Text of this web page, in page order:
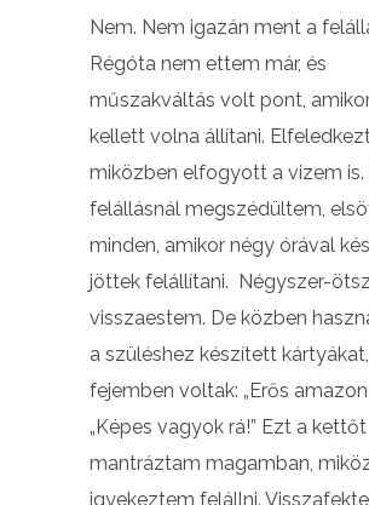
Nem. Nem igazán ment a
Régóta nem ettem már, és
műszakváltás volt pont,
kellett volna állítani.
miközben elfogyott a vizem is.
felállásnál megszédültem,
minden, amikor négy órával
jöttek felállítani. Négyszer-
visszaestem. De közben
a szüléshez készített
fejemben voltak: „Erős
„Képes vagyok rá!” Ezt a kettőt
mantráztam magamban,
igyekeztem felállni.